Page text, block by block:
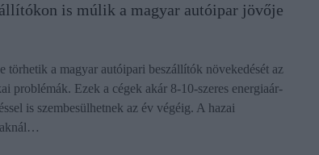
is múlik a magyar autóipar jövője
törhetik a magyar autóipari beszállítók növekedését az
problémák. Ezek a cégek akár 8-10-szeres energiaár-
is szembesülhetnek az év végéig. A hazai